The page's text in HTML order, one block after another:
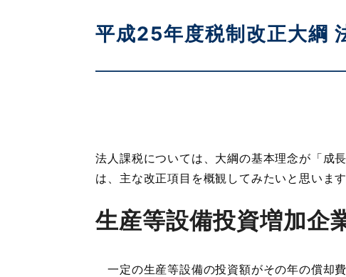
平成25年度税制改正大綱
法人課税については、大綱の基本理念が「成
は、主な改正項目を概観してみたいと思います
生産等設備投資増加企
一定の生産等設備の投資額がその年の償却